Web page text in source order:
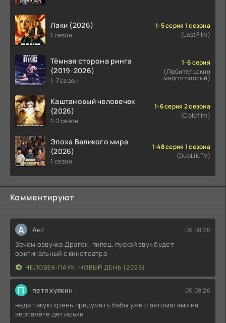
Лаки (2026)
1 сезон
1-5 серия 1 сезона
(LostFilm)
Тёмная сторона ринга
(2019-2026)
1-7 сезон
1-6 серия
(Любительский
многоголосый)
Каштановый человечек
(2026)
1-2 сезон
1-6 серия 2 сезона
(Coldfilm)
Эпоха Великого мира
(2026)
1 сезон
1-48 серия 1 сезона
(DubLik.TV)
Комментируют
А Анг 06.08.26
Зачем озвучка Драгон, пипец, пускай звук будет
оригинальный с кинотеатра
ЧЕЛОВЕК-ПАУК: НОВЫЙ ДЕНЬ (2026)
П петя хуякин 05.08.26
нада такую хрень придумать бабы уже с автоматами на
верталёте детишьки